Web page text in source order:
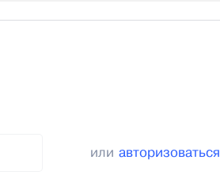
или авторизоваться